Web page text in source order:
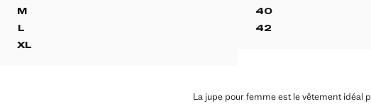
M
JUPE MIDI RINSE WASH BOUCLE
L
JUPE MIDI RINSE WASH BOUCLE
XL
JUPE MIDI RINSE WASH BOUCLE
40
JUPE BALLON
42
JUPE BALLON
La jupe pour femme est le vêtement idéal